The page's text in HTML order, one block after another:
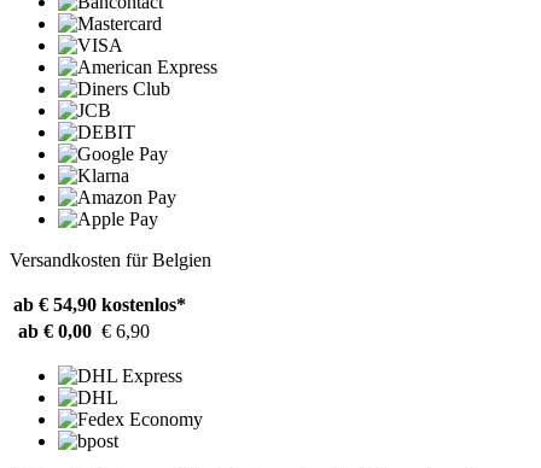
Versandkosten für Belgien
ab € 54,90 kostenlos*
ab € 0,00 € 6,90